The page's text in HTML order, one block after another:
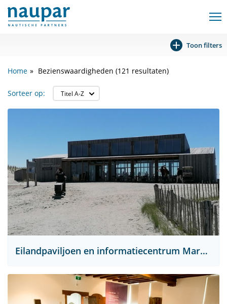
Toon filters
Home Bezienswaardigheden (121 resultaten)
Sorteer op:
Eilandpaviljoen en informatiecentrum Marker Wadden